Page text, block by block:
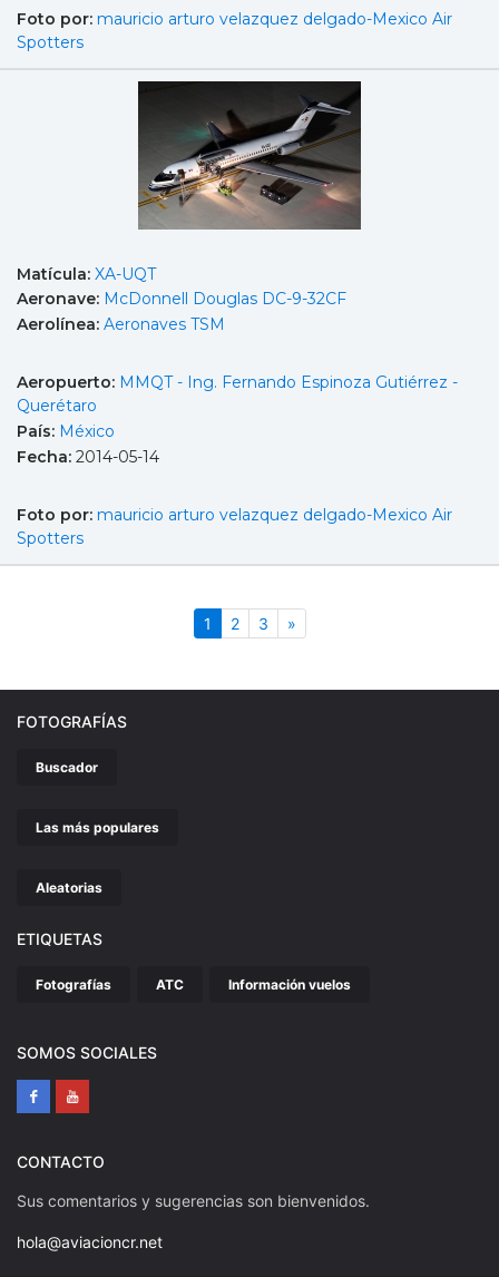
Foto por: mauricio arturo velazquez delgado-Mexico Air
Spotters
Matícula: XA-UQT
Aeronave: McDonnell Douglas DC-9-32CF
Aerolínea: Aeronaves TSM
Aeropuerto: MMQT - Ing. Fernando Espinoza Gutiérrez -
Querétaro
País: México
Fecha: 2014-05-14
Foto por: mauricio arturo velazquez delgado-Mexico Air
Spotters
1 (actual)
2 3 »Siguiente
FOTOGRAFÍAS
Buscador
Las más populares
Aleatorias
ETIQUETAS
Fotografías ATC Información vuelos
SOMOS SOCIALES
CONTACTO
Sus comentarios y sugerencias son bienvenidos.
hola@aviacioncr.net